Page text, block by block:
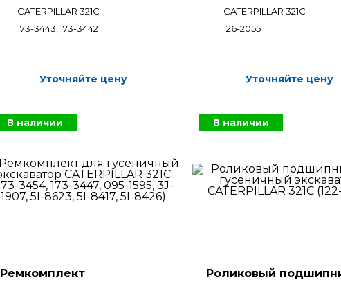
CATERPILLAR 321C
173-3443, 173-3442
Уточняйте цену
CATERPILLAR 321C
126-2055
Уточняйте цену
В наличии
Ремкомплект
В наличии
Роликовый